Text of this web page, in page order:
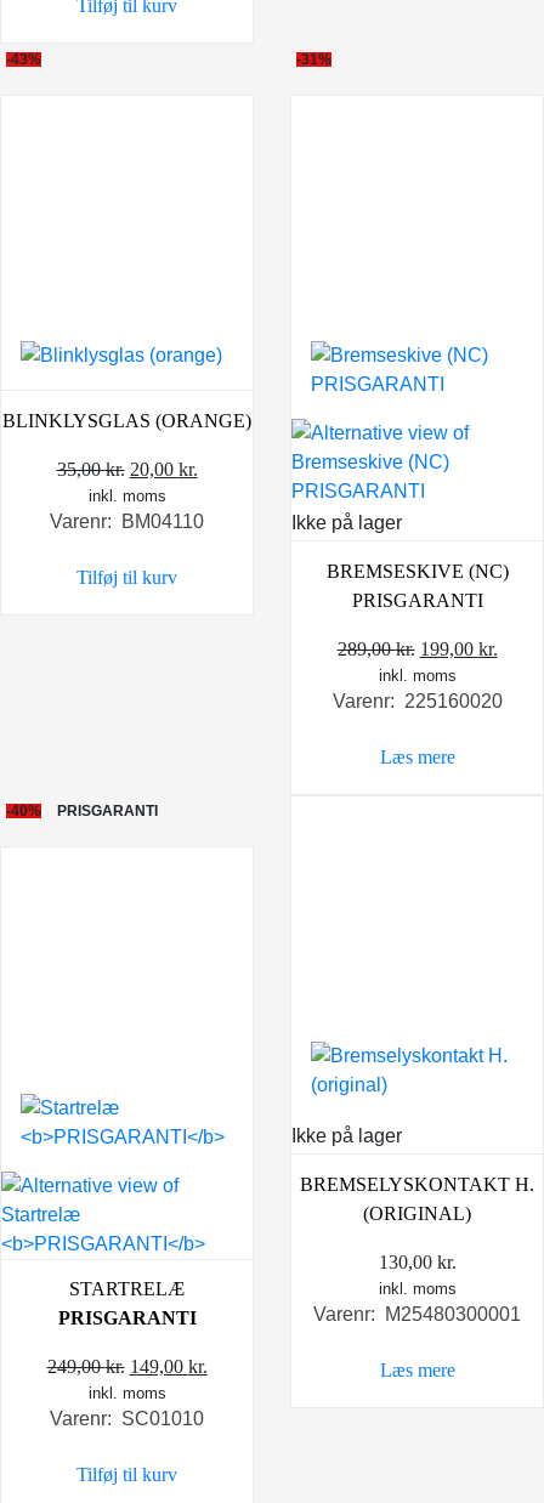
149,00 kr..
Tilføj til kurv
-43%
BLINKLYSGLAS (ORANGE)
35,00kr. Den
oprindelige
pris
35,00 kr..
20,00 kr.
pris
inkl. moms
Varenr: BM04110
Tilføj til kurv
-31%
Ikke på lager
BREMSESKIVE (NC)
PRISGARANTI
289,00kr. Den
oprindelige
pris
289,00 kr..
199,00 kr.
pris
inkl. moms
Varenr: 225160020
Læs mere
-40% PRISGARANTI
STARTRELÆ
PRISGARANTI
249,00kr. Den
oprindelige
pris
249,00 kr..
149,00 kr.Den
inkl. moms
Varenr: SC01010
Tilføj til kurv
Ikke på lager
BREMSELYSKONTAKT H.
(ORIGINAL)
130,00 kr.
inkl. moms
Varenr: M25480300001
Læs mere